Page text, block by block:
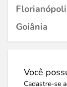
Goiânia
Você
Cadastre-se